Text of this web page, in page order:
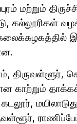
மற்றும்
கல்லூரிகள்
திருவள்ளூர்,
காற்றும்